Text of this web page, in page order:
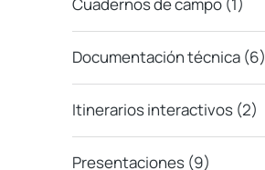
Cuadernos de campo (1)
Documentación técnica (6)
Itinerarios interactivos (2)
Presentaciones (9)